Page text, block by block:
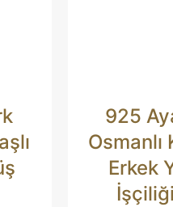
adım, e-posta
adresim bu
925
Osmanlı
Erkek